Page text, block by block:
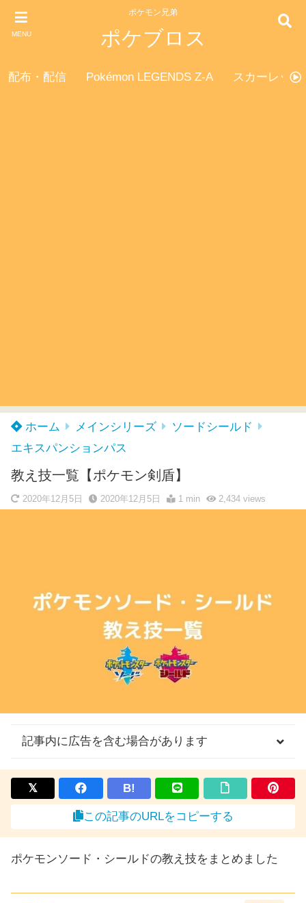
MENU
ポケモン兄弟
ポケブロス
配布・配信 Pokémon LEGENDS Z-A スカーレッ
ホーム メインシリーズ
ソードシールド
エキスパンションパス
教え技一覧【ポケモン剣盾】
2020年12月5日 2020年12月5日 1 min 2,434views
記事内に広告を含む場合があります
B!
この記事のURLをコピーする
ポケモンソード・シールドの教え技をまとめました